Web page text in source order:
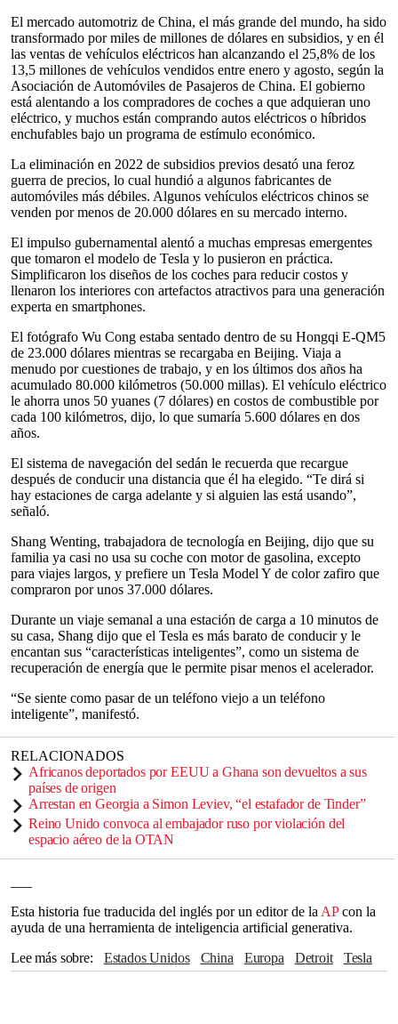
El mercado automotriz de China, el más grande del mundo, ha sido
transformado por miles de millones de dólares en subsidios, y en él
las ventas de vehículos eléctricos han alcanzando el 25,8% de los
13,5 millones de vehículos vendidos entre enero y agosto, según la
Asociación de Automóviles de Pasajeros de China. El gobierno
está alentando a los compradores de coches a que adquieran uno
eléctrico, y muchos están comprando autos eléctricos o híbridos
enchufables bajo un programa de estímulo económico.
La eliminación en 2022 de subsidios previos desató una feroz
guerra de precios, lo cual hundió a algunos fabricantes de
automóviles más débiles. Algunos vehículos eléctricos chinos se
venden por menos de 20.000 dólares en su mercado interno.
El impulso gubernamental alentó a muchas empresas emergentes
que tomaron el modelo de Tesla y lo pusieron en práctica.
Simplificaron los diseños de los coches para reducir costos y
llenaron los interiores con artefactos atractivos para una generación
experta en smartphones.
El fotógrafo Wu Cong estaba sentado dentro de su Hongqi E-QM5
de 23.000 dólares mientras se recargaba en Beijing. Viaja a
menudo por cuestiones de trabajo, y en los últimos dos años ha
acumulado 80.000 kilómetros (50.000 millas). El vehículo eléctrico
le ahorra unos 50 yuanes (7 dólares) en costos de combustible por
cada 100 kilómetros, dijo, lo que sumaría 5.600 dólares en dos
años.
El sistema de navegación del sedán le recuerda que recargue
después de conducir una distancia que él ha elegido. “Te dirá si
hay estaciones de carga adelante y si alguien las está usando”,
señaló.
Shang Wenting, trabajadora de tecnología en Beijing, dijo que su
familia ya casi no usa su coche con motor de gasolina, excepto
para viajes largos, y prefiere un Tesla Model Y de color zafiro que
compraron por unos 37.000 dólares.
Durante un viaje semanal a una estación de carga a 10 minutos de
su casa, Shang dijo que el Tesla es más barato de conducir y le
encantan sus “características inteligentes”, como un sistema de
recuperación de energía que le permite pisar menos el acelerador.
“Se siente como pasar de un teléfono viejo a un teléfono
inteligente”, manifestó.
RELACIONADOS
Africanos deportados por EEUU a Ghana son devueltos a sus
países de origen
Arrestan en Georgia a Simon Leviev, “el estafador de Tinder”
Reino Unido convoca al embajador ruso por violación del
espacio aéreo de la OTAN
Esta historia fue traducida del inglés por un editor de la APcon la
ayuda de una herramienta de inteligencia artificial generativa.
Lee más sobre
Estados Unidos China Europa Detroit
Tesla